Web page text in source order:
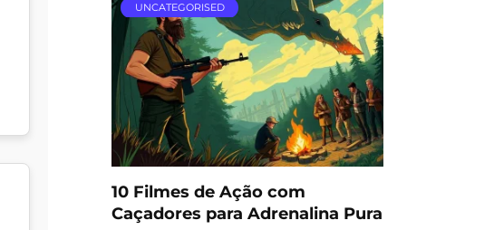
UNCATEGORISED
10 Filmes de Ação com
Caçadores para Adrenalina Pura